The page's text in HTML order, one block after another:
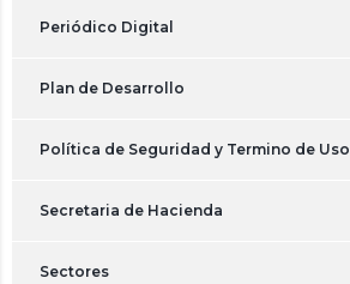
Periódico Digital
Plan de Desarrollo
Política de Seguridad y Termino de Uso
Secretaria de Hacienda
Sectores